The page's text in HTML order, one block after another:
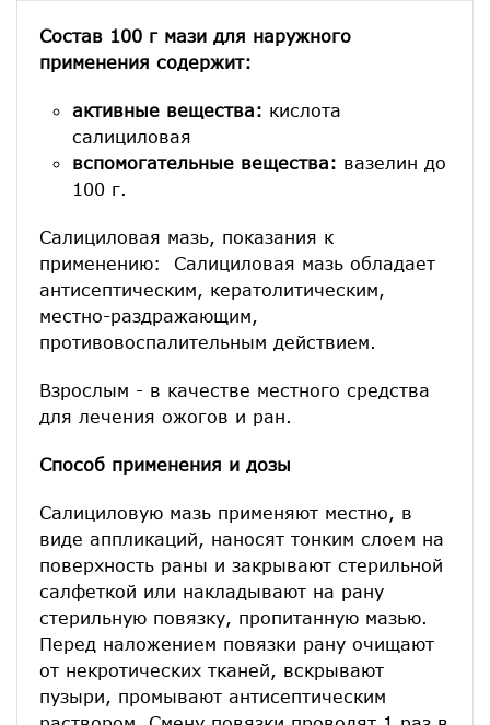
Состав 100 г мази для наружного
применения содержит:
активные вещества: кислота
салициловая
вспомогательные вещества: вазелин до
100 г.
Салициловая мазь, показания к
применению: Салициловая мазь обладает
антисептическим, кератолитическим,
местно-раздражающим,
противовоспалительным действием.
Взрослым - в качестве местного средства
для лечения ожогов и ран.
Способ применения и дозы
Салициловую мазь применяют местно, в
виде аппликаций, наносят тонким слоем на
поверхность раны и закрывают стерильной
салфеткой или накладывают на рану
стерильную повязку, пропитанную мазью.
Перед наложением повязки рану очищают
от некротических тканей, вскрывают
пузыри, промывают антисептическим